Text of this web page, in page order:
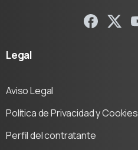
Legal
Aviso Legal
Política de Privacidad y Cookies
Perfil del contratante